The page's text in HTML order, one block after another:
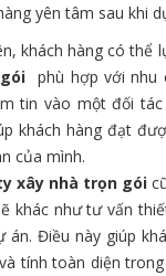
yên tâm sau khi
khách hàng có thể
phù hợp với nhu
tin vào một đối
khách hàng đạt
của mình.
xây nhà trọn gói
khác như tư vấn
án. Điều này giúp
tính toàn diện